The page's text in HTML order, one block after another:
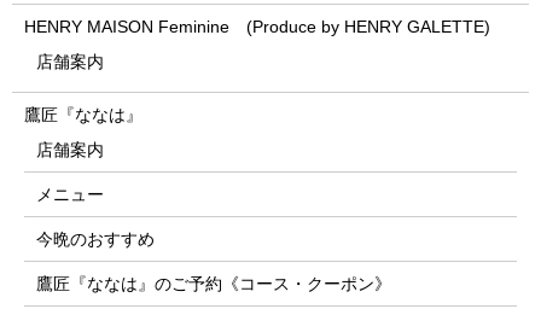
HENRY MAISON Feminine (Produce by HENRY GALETTE)
店舗案内
鷹匠『ななは』
店舗案内
メニュー
今晩のおすすめ
鷹匠『ななは』のご予約《コース・クーポン》